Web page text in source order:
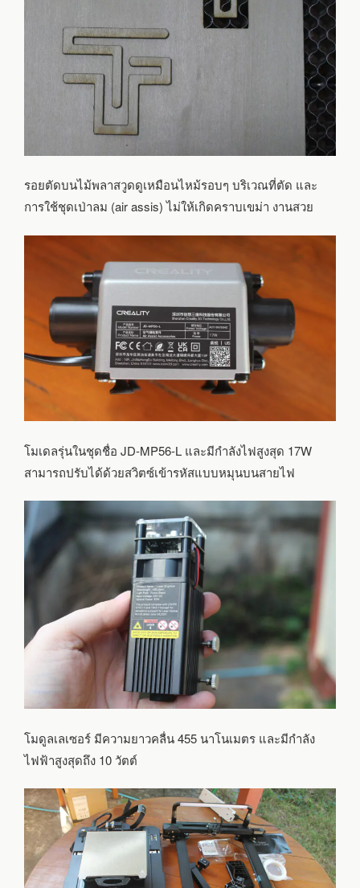
รอยตัดบนไม้พลาสวูดดูเหมือนไหม้รอบๆ บริเวณที่ตัด และ
การใช้ชุดเป่าลม (air assis) ไม่ให้เกิดคราบเขม่า งานสวย
โมเดลรุ่นในชุดชื่อ JD-MP56-L และมีกำลังไฟสูงสุด 17W
สามารถปรับได้ด้วยสวิตซ์เข้ารหัสแบบหมุนบนสายไฟ
โมดูลเลเซอร์ มีความยาวคลื่น 455 นาโนเมตร และมีกำลัง
ไฟฟ้าสูงสุดถึง 10 วัตต์